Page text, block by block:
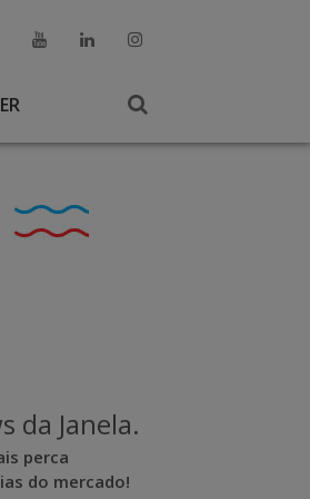
da Janela.
perca
do mercado!